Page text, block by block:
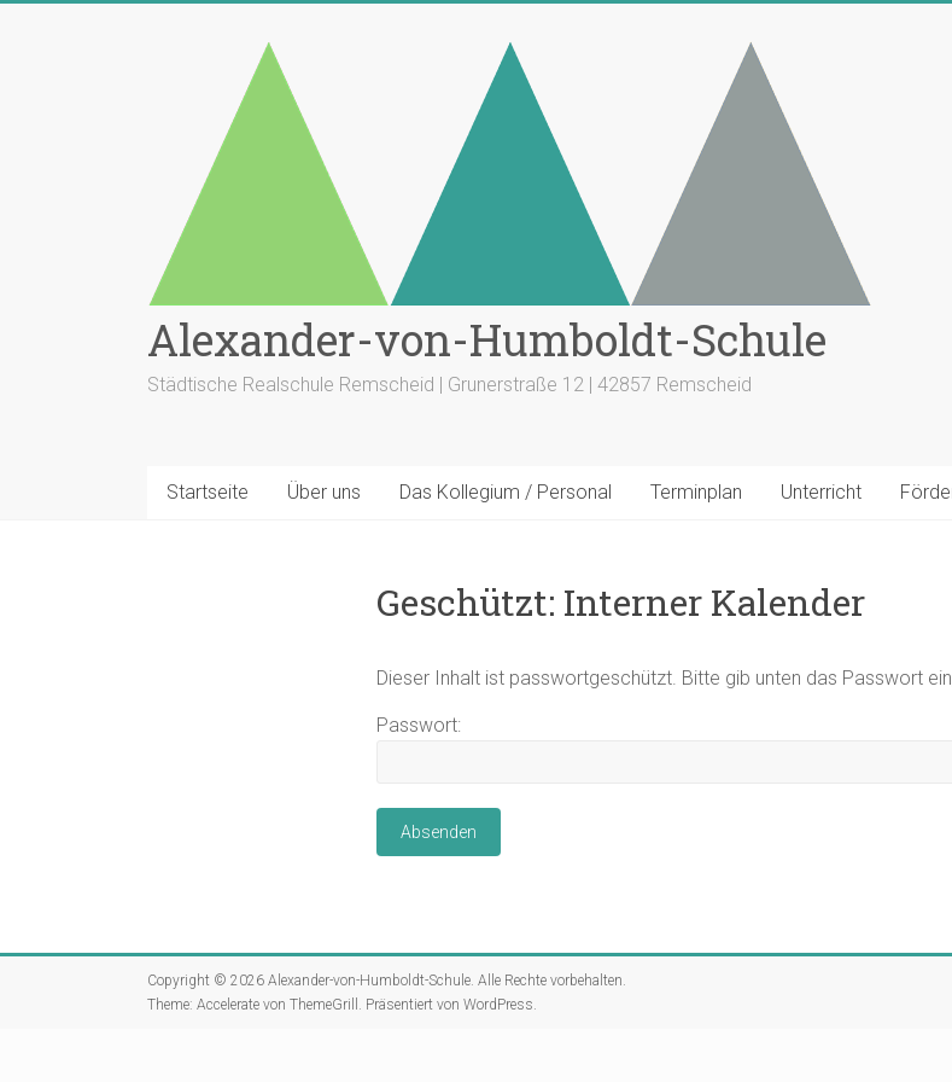
Alexander-von-Humboldt-Schule
Städtische Realschule Remscheid | Grunerstraße 12 | 42857 Remscheid
Startseite Über uns Das Kollegium / Personal Terminplan Unterricht
Geschützt: Interner Kalender
Dieser Inhalt ist passwortgeschützt. Bitte gib unten das Passwort
Passwort:
Copyright © 2026 Alexander-von-Humboldt-Schule. Alle Rechte vorbehalten.
Theme: Accelerate von ThemeGrill. Präsentiert von WordPress.